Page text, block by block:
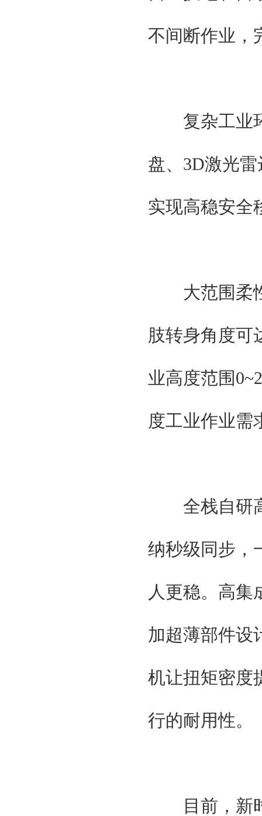
不间断作业，
复杂工业环
盘、3D激光
实现高稳安全
大范围柔性
肢转身角度可
业高度范围
度工业作业需
全栈自研高
纳秒级同步，
人更稳。高集
加超薄部件设
机让扭矩密度
行的耐用性。
目前，新时